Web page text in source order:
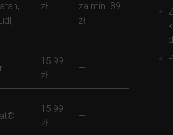
zł
za min. 89
zł
15,99
zł
—
15,99
zł
—